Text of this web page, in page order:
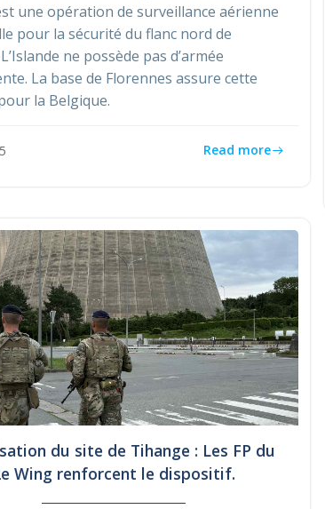
une opération de surveillance aérienne
pour la sécurité du flanc nord de
ne possède pas d’armée
La base de Florennes assure cette
la Belgique.
Read more
du site de Tihange : Les FP du
Wing renforcent le dispositif.